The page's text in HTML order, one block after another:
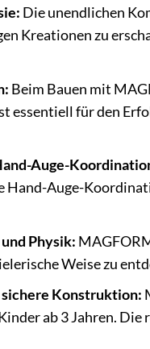
Die unendlichen
Kreationen zu
Beim Bauen mit
essentiell für den
Auge-
Hand-Auge-
Physik:
Weise zu
Konstruktion:
ab 3 Jahren.